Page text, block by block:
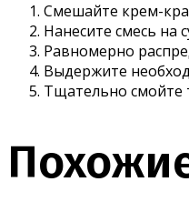
Смешайте крем-
Нанесите смесь на
Равномерно
Выдержите
Тщательно смойте